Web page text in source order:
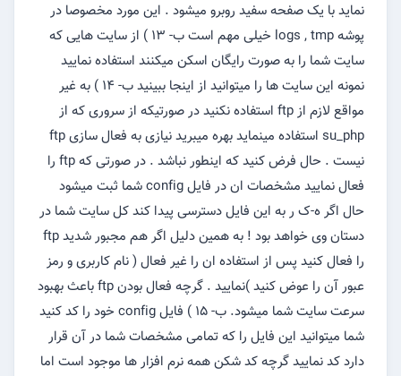
نماید با یک صفحه سفید روبرو میشود . این مورد مخصوصا در
پوشه logs , tmp خیلی مهم است ب- ۱۳ ) از سایت هایی که
سایت شما را به صورت رایگان اسکن میکنند استفاده نمایید
نمونه این سایت ها را میتوانید از اینجا ببینید ب- ۱۴ ) به غیر
مواقع لازم از ftp استفاده نکنید در صورتیکه از سروری که از
su_php استفاده مینماید بهره میبرید نیازی به فعال سازی ftp
نیست . حال فرض کنید که اینطور نباشد . در صورتی که ftp را
فعال نمایید مشخصات ان در فایل config شما ثبت میشود
حال اگر ه-ک ر به این فایل دسترسی پیدا کند کل سایت شما در
دستان وی خواهد بود ! به همین دلیل اگر هم مجبور شدید ftp
را فعال کنید پس از استفاده ان را غیر فعال ( نام کاربری و رمز
عبور آن را عوض کنید )نمایید . گرچه فعال بودن ftp باعث بهبود
سرعت سایت شما میشود. ب- ۱۵ ) فایل config خود را کد کنید
شما میتوانید این فایل را که تمامی مشخصات شما در آن قرار
دارد کد نمایید گرچه کد شکن همه نرم افزار ها موجود است اما